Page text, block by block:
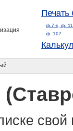
Печать
ф.7-п, ф.
ф. 107